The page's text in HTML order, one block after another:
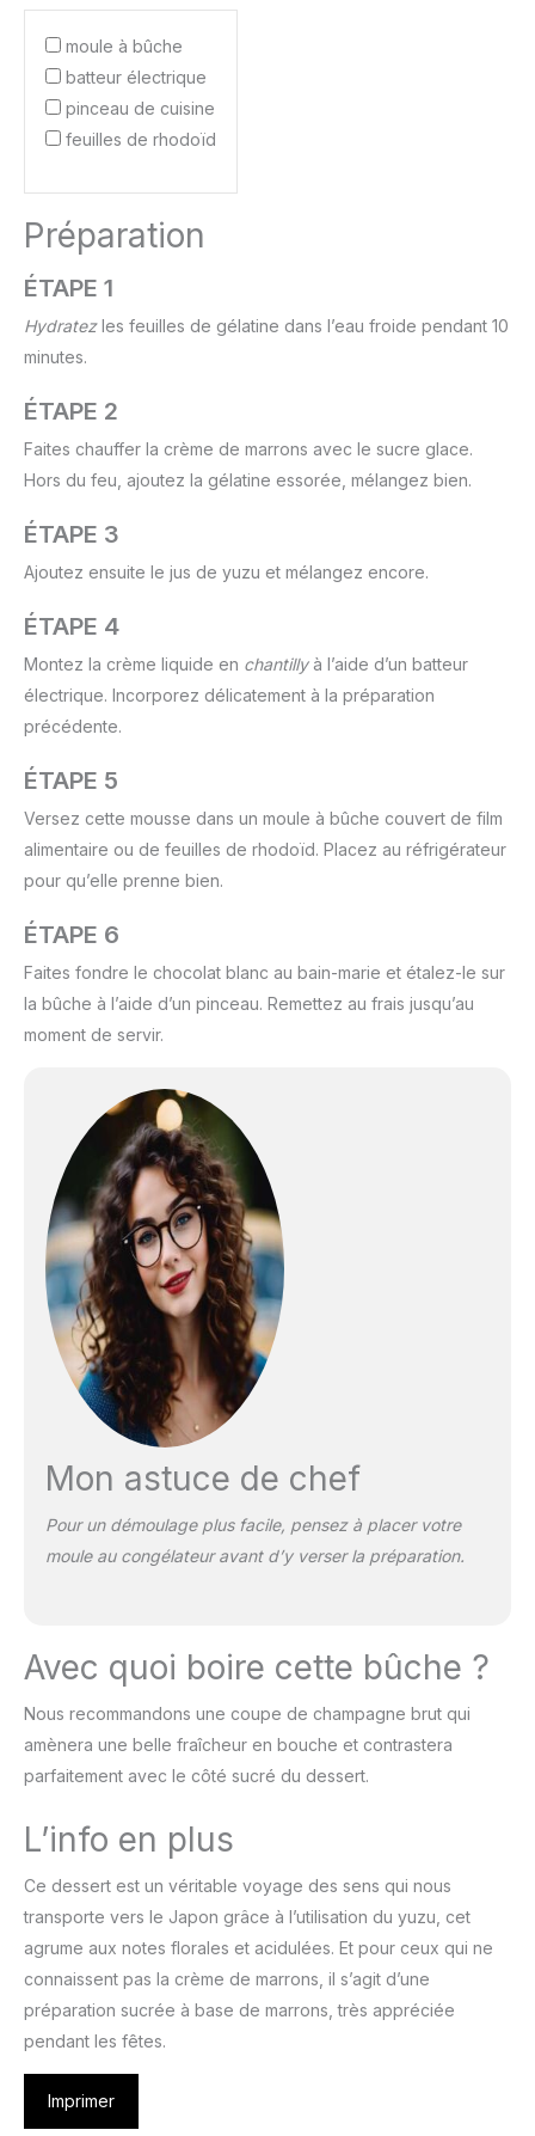
moule à bûche
batteur électrique
pinceau de cuisine
feuilles de rhodoïd
Préparation
ÉTAPE 1
Hydratezles feuilles de gélatine dans l’eau froide pendant 10
minutes.
ÉTAPE 2
Faites chauffer la crème de marrons avec le sucre glace.
Hors du feu, ajoutez la gélatine essorée, mélangez bien.
ÉTAPE 3
Ajoutez ensuite le jus de yuzu et mélangez encore.
ÉTAPE 4
Montez la crème liquide en chantillyà l’aide d’un batteur
électrique. Incorporez délicatement à la préparation
précédente.
ÉTAPE 5
Versez cette mousse dans un moule à bûche couvert de film
alimentaire ou de feuilles de rhodoïd. Placez au réfrigérateur
pour qu’elle prenne bien.
ÉTAPE 6
Faites fondre le chocolat blanc au bain-marie et étalez-le sur
la bûche à l’aide d’un pinceau. Remettez au frais jusqu’au
moment de servir.
Mon astuce de chef
Pour un démoulage plus facile, pensez à placer votre
moule au congélateur avant d’y verser la préparation.
Avec quoi boire cette bûche ?
Nous recommandons une coupe de champagne brut qui
amènera une belle fraîcheur en bouche et contrastera
parfaitement avec le côté sucré du dessert.
L’info en plus
Ce dessert est un véritable voyage des sens qui nous
transporte vers le Japon grâce à l’utilisation du yuzu, cet
agrume aux notes florales et acidulées. Et pour ceux qui ne
connaissent pas la crème de marrons, il s’agit d’une
préparation sucrée à base de marrons, très appréciée
pendant les fêtes.
Imprimer